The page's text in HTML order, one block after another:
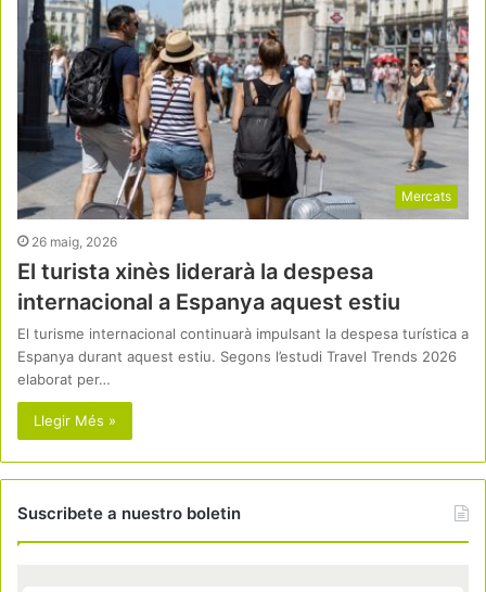
Mercats
26 maig, 2026
El turista xinès liderarà la despesa
internacional a Espanya aquest estiu
El turisme internacional continuarà impulsant la despesa turística a
Espanya durant aquest estiu. Segons l’estudi Travel Trends 2026
elaborat per…
Llegir Més »
Suscribete a nuestro boletin